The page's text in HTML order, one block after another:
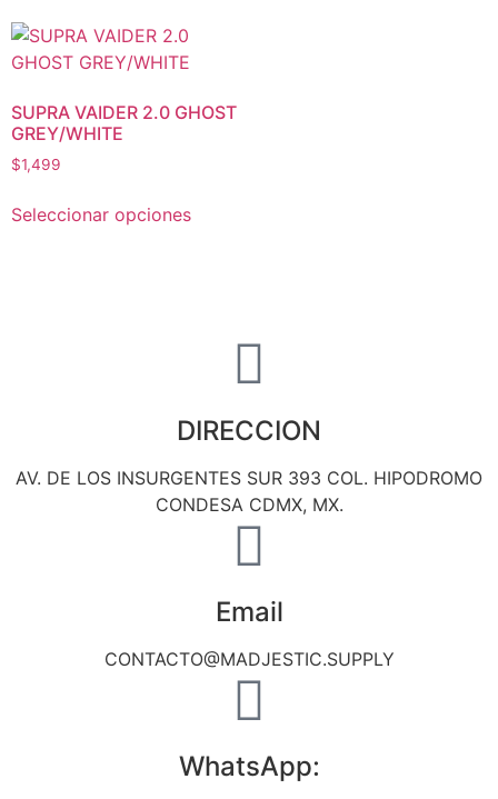
SUPRA VAIDER 2.0 GHOST
GREY/WHITE
$1,499
Seleccionar opciones
DIRECCION
AV. DE LOS INSURGENTES SUR 393 COL. HIPODROMO
CONDESA CDMX, MX.
Email
CONTACTO@MADJESTIC.SUPPLY
WhatsApp: